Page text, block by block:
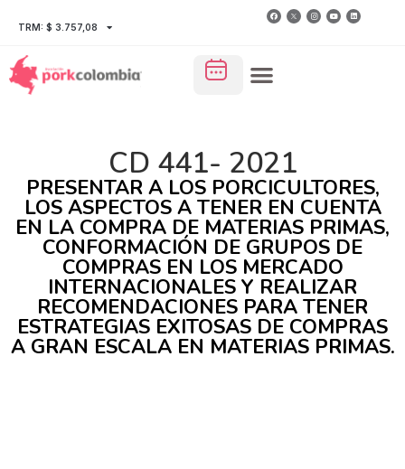
TRM: $ 3.757,08
CD 441- 2021
PRESENTAR A LOS PORCICULTORES,
LOS ASPECTOS A TENER EN CUENTA
EN LA COMPRA DE MATERIAS PRIMAS,
CONFORMACIÓN DE GRUPOS DE
COMPRAS EN LOS MERCADO
INTERNACIONALES Y REALIZAR
RECOMENDACIONES PARA TENER
ESTRATEGIAS EXITOSAS DE COMPRAS
A GRAN ESCALA EN MATERIAS PRIMAS.